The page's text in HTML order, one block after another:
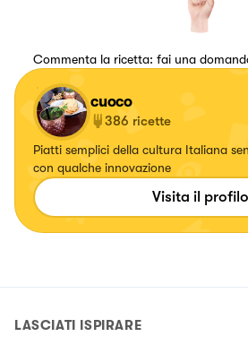
Commenta la ricetta: fai una
cuoco
386 ricette
Piatti semplici della cultura Italiana
con qualche innovazione
Visita il profilo
LASCIATI ISPIRARE